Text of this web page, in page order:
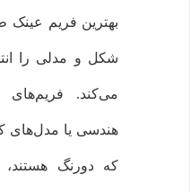
بهترین فریم عینک
شکل و مدلی را
می‌کند. فریم‌های
هندسی یا مدل‌های
که دورنگ هستند،